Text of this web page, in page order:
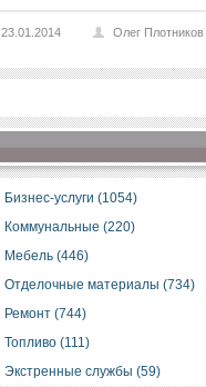
23.01.2014 Олег Плотников
Бизнес-услуги (1054)
Коммунальные (220)
Мебель (446)
Отделочные материалы (734)
Ремонт (744)
Топливо (111)
Экстренные службы (59)